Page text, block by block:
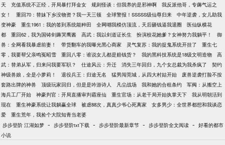
天
充值系统不正经，开局暴打拜金女 规则怪谈：但我养的是邪神啊
我反派他哥，专薅气运之
女！
重回70：替妹下乡没物资？我一天三顿 全球警报！SSSSS级仙尊归来
中年逆袭，女儿助我
变神豪
重生1961：我的签到系统能种田 全网嘲我模仿顶流，天后砸钱逼我退圈
医仙纵横花
都
重回62，我为国铸剑薅哭鹰酱 高武：我以剑道证长生 扮演校花她爹？女神努力我躺平！
御
兽：全网看我暴虐前妻！
带货翻车的我曝光黑心商家 灵气复苏：我的捉鬼系统开挂了
重生七
零，我要帮父亲鸣冤昭雪
重回八零：谁说女儿都是赔钱货？ 我的黑科技系统是18级文明造物
高
武：替弟从军，归来问我要军职？
仕途风云：升迁 消失三年回归，九个女总裁为我杀疯了
契约
神级兽娘，全是小萝莉！
退役兵王：归途无名 猛男闯莞城，从四大村姑开始
废兽逆袭打脸不按
套路出牌的神兽
顶级玩家回归，但是是吟游诗人 凡尘战场 我和她的合租条约
军阀：从搬空上
海兵工厂开始
神豪判官：开局直播审判霸座仙 重生官场：从老干局开始执掌天下
我从明朝活到
现在
重生神豪系统让我躺赢全球 被虐88次，真真少爷心死离家
女多男少：全世界都想和我谈恋
爱
重生荒年，我捡个大院知青当老婆
步步登阶 江湖如梦 - 步步登阶txt下载 - 步步登阶最新章节 - 步步登阶全文阅读 - 好看的都市
小说